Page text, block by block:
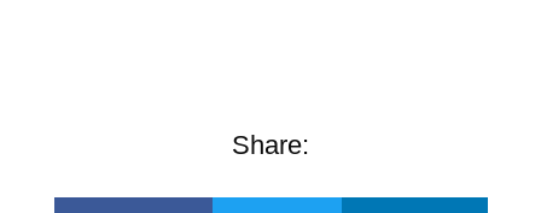
Share: